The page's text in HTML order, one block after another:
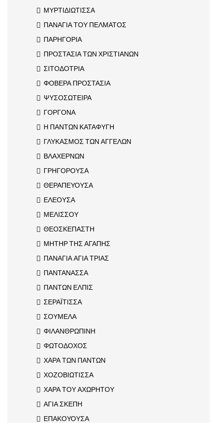
ΜΥΡΤΙΔΙΩΤΙΣΣΑ
ΠΑΝΑΓΙΑ ΤΟΥ ΠΕΛΜΑΤΟΣ
ΠΑΡΗΓΟΡΙΑ
ΠΡΟΣΤΑΣΙΑ ΤΩΝ ΧΡΙΣΤΙΑΝΩΝ
ΣΙΤΟΔΟΤΡΙΑ
ΦΟΒΕΡΑ ΠΡΟΣΤΑΣΙΑ
ΨΥΣΟΣΩΤΕΙΡΑ
ΓΟΡΓΟΝΑ
Η ΠΑΝΤΩΝ ΚΑΤΑΦΥΓΗ
ΓΛΥΚΑΣΜΟΣ ΤΩΝ ΑΓΓΕΛΩΝ
ΒΛΑΧΕΡΝΩΝ
ΓΡΗΓΟΡΟΥΣΑ
ΘΕΡΑΠΕΥΟΥΣΑ
ΕΛΕΟΥΣΑ
ΜΕΛΙΣΣΟΥ
ΘΕΟΣΚΕΠΑΣΤΗ
ΜΗΤΗΡ ΤΗΣ ΑΓΑΠΗΣ
ΠΑΝΑΓΙΑ ΑΓΙΑ ΤΡΙΑΣ
ΠΑΝΤΑΝΑΣΣΑ
ΠΑΝΤΩΝ ΕΛΠΙΣ
ΣΕΡΑΪΤΙΣΣΑ
ΣΟΥΜΕΛΑ
ΦΙΛΑΝΘΡΩΠΙΝΗ
ΦΩΤΟΔΟΧΟΣ
ΧΑΡΑ ΤΩΝ ΠΑΝΤΩΝ
ΧΟΖΟΒΙΩΤΙΣΣΑ
ΧΑΡΑ ΤΟΥ ΑΧΩΡΗΤΟΥ
ΑΓΙΑ ΣΚΕΠΗ
ΕΠΑΚΟΥΟΥΣΑ